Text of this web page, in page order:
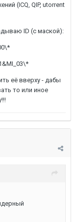
(ICQ, QIP, utorrent
ID (с маской):
её вверху - дабы
то или иное